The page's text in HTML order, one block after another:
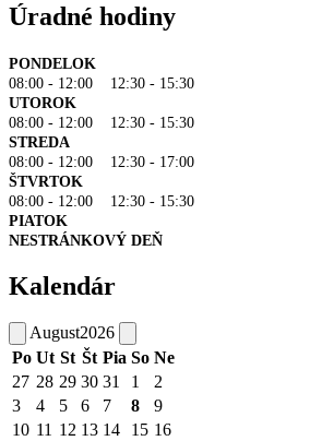
Úradné hodiny
PONDELOK
08:00 - 12:00 12:30 - 15:30
UTOROK
08:00 - 12:00 12:30 - 15:30
STREDA
08:00 - 12:00 12:30 - 17:00
ŠTVRTOK
08:00 - 12:00 12:30 - 15:30
PIATOK
NESTRÁNKOVÝ DEŇ
Kalendár
August2026
Po Ut St Št Pia So Ne
27 28 29 30 31 1
2
3
4 5 6 7 8
9
10 11 12 13 14 15 16